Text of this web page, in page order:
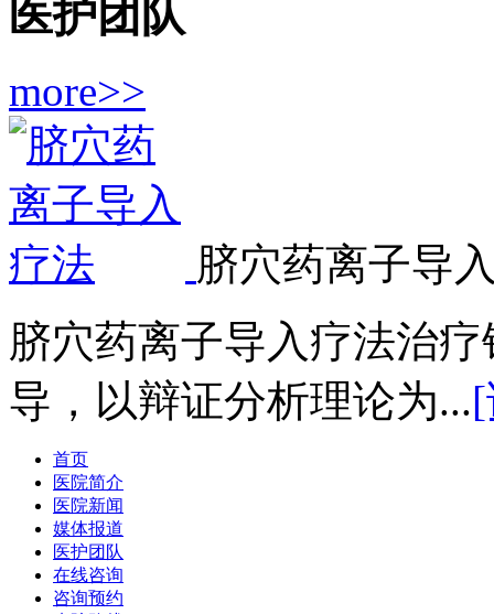
医护团队
more>>
脐穴药离子导
脐穴药离子导入疗法治
导，以辩证分析理论为...
首页
医院简介
医院新闻
媒体报道
医护团队
在线咨询
咨询预约